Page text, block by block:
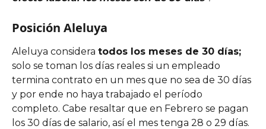
Posición Aleluya
Aleluya considera todos los meses de 30 días;
solo se toman los días reales si un empleado
termina contrato en un mes que no sea de 30 días
y por ende no haya trabajado el período
completo. Cabe resaltar que en Febrero se pagan
los 30 días de salario, así el mes tenga 28 o 29 días.